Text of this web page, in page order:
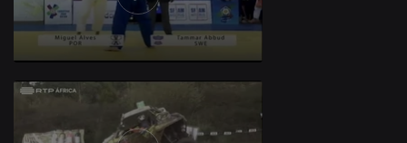
341356